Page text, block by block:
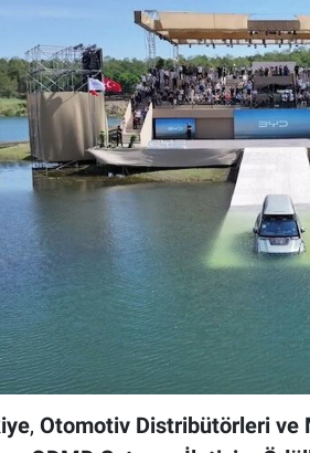
, Otomotiv Distribütörleri ve